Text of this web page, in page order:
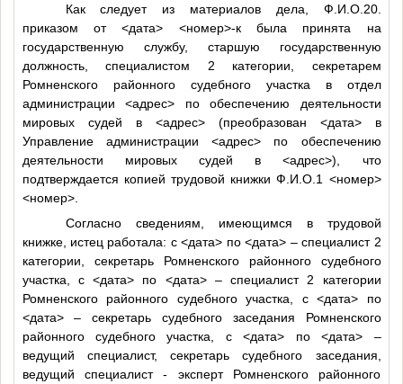
Как следует из материалов дела, Ф.И.О.20.
приказом от<дата> <номер>-к была принята на
государственную службу, старшую государственную
должность, специалистом 2 категории, секретарем
Ромненского районного судебного участка в отдел
администрации <адрес> по обеспечению деятельности
мировых судей в <адрес>(преобразован <дата>в
Управление администрации <адрес> по обеспечению
деятельности мировых судей в<адрес>), что
подтверждается копией трудовой книжкиФ.И.О.1
<номер>
<номер>.
Согласно сведениям, имеющимся в трудовой
книжке, истец работала: с<дата> по<дата> – специалист 2
категории, секретарь Ромненского районного судебного
участка, с <дата> по <дата>– специалист 2 категории
Ромненского районного судебного участка, с <дата> по
<дата>– секретарь судебного заседания Ромненского
районного судебного участка, с<дата> по<дата> –
ведущий специалист, секретарь судебного заседания,
ведущий специалист - эксперт Ромненского районного